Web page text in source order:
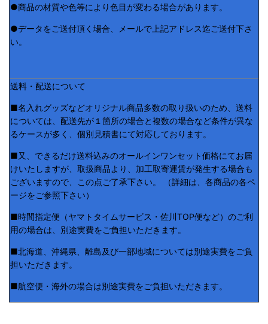
●商品の材質や色等により色目が変わる場合があります。
●データをご送付頂く場合、メールで上記アドレス迄ご送付下さ
い。
送料・配送について
■名入れグッズなどオリジナル商品多数の取り扱いのため、送料
については、配送先が１箇所の場合と複数の場合など条件が異な
るケースが多く、個別見積書にて対応しております。
■又、できるだけ送料込みのオールインワンセット価格にてお届
けいたしますが、取扱商品より、加工取寄運賃が発生する場合も
ございますので、この点ご了承下さい。 （詳細は、各商品の各ペ
ージをご参照下さい）
■時間指定便（ヤマトタイムサービス・佐川TOP便など）のご利
用の場合は、別途実費をご負担いただきます。
■北海道、沖縄県、離島及び一部地域については別途実費をご負
担いただきます。
■航空便・海外の場合は別途実費をご負担いただきます。